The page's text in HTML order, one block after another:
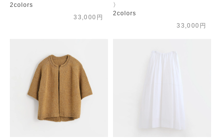
2colors
33,000円
〉
2colors
33,000円